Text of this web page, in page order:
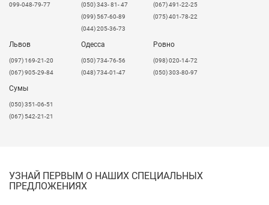
099-048-79-77
(050) 343- 81- 47
(099) 567-60-89
(044) 205-36-73
(067) 491-22-25
(075) 401-78-22
Львов
​(097) 169-21-20
(067) 905-29-84
Одесса
(050) 734-76-56
(048) 734-01-47
Ровно
(098) 020-14-72
(050) 303-80-97
Сумы
(050) 351-06-51
(067) 542-21-21
УЗНАЙ ПЕРВЫМ О НАШИХ СПЕЦИАЛЬНЫХ
ПРЕДЛОЖЕНИЯХ